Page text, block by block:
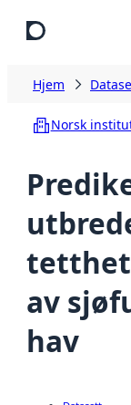
Hjem
Norsk
av
hav